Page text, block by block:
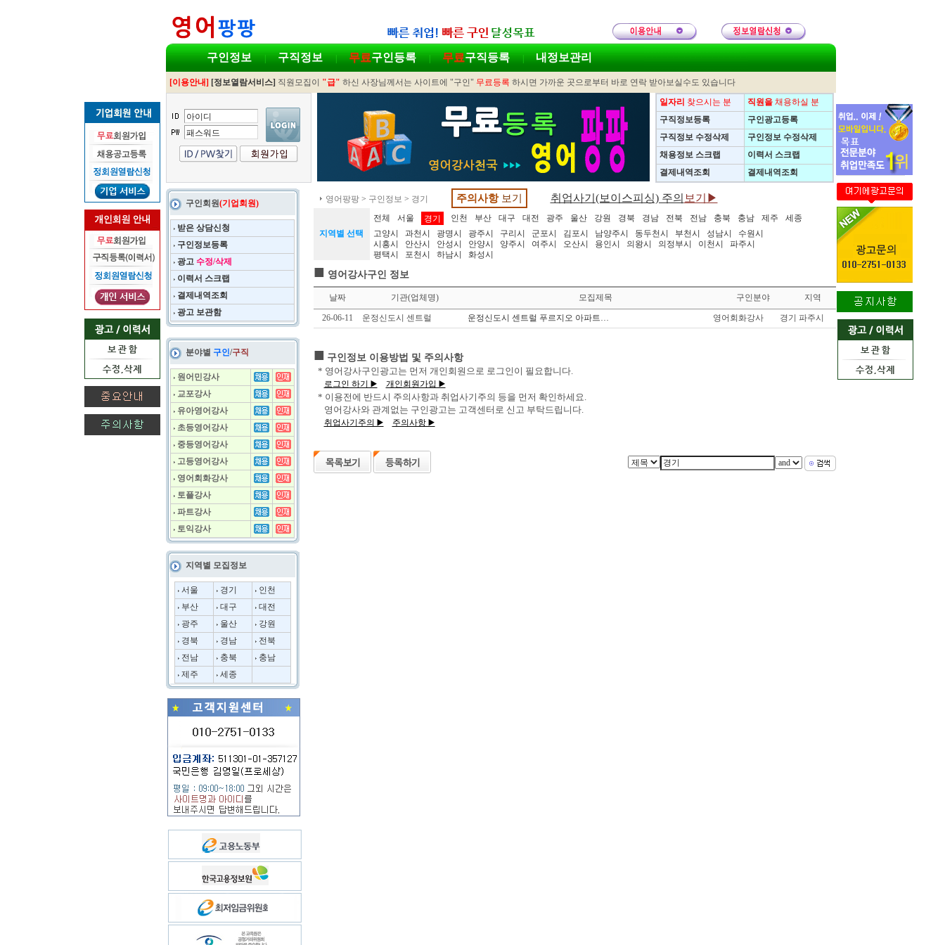
구인정보 | 구직정보 | 무료구인등록 | 무료구직등록 | 내정보관리
[이용안내] [정보열람서비스] 직원모집이 "급" 하신 사장님께서는 사이트에 "구인" 무료등록 하시면 가까운 곳으로부터 바로 연락 받아보실수도 있습니다
일자리 찾으시는 분 직원을채용하실 분
구직정보등록
구인광고등록
구직정보 수정삭제
구인정보 수정삭제
채용정보 스크랩
이력서 스크랩
결제내역조회
결제내역조회
구인회원(기업회원)
받은 상담신청
구인정보등록
광고 수정/삭제
이력서 스크랩
결제내역조회
광고 보관함
분야별 구인/구직
원어민강사
교포강사
유아영어강사
초등영어강사
중등영어강사
고등영어강사
영어회화강사
토플강사
파트강사
토익강사
지역별 모집정보
서울 경기
인천
부산
대구
대전
광주
울산
강원
경북
경남
전북
전남
충북
충남
제주
세종
영어팡팡> 구인정보 > 경기 주의사항 보기 취업사기(보이스피싱) 주의 보기▶
지역별 선택
전체 서울 경기 인천 부산 대구 대전 광주 울산 강원 경북 경남 전북 전남 충북 충남 제주
세종
고양시
과천시 광명시 광주시 구리시 군포시 김포시 남양주시 동두천시 부천시 성남시
수원시
시흥시
안산시 안성시 안양시 양주시 여주시 오산시 용인시 의왕시 의정부시 이천시
파주시
평택시
포천시 하남시 화성시
■ 영어강사구인 정보
날짜 기관(업체명) 모집제목 구인분야 지역
26-06-11 운정신도시 센트럴 운정신도시 센트럴 푸르지오 아파트… 영어회화강사 경기 파주시
■ 구인정보 이용방법 및 주의사항
* 영어강사구인광고는 먼저 개인회원으로 로그인이 필요합니다.
로그인 하기 ▶️ 개인회원가입 ▶️
* 이용전에 반드시 주의사항과 취업사기주의 등을 먼저 확인하세요.
영어강사와 관계없는 구인광고는 고객센터로 신고 부탁드립니다.
취업사기주의 ▶️ 주의사항 ▶️